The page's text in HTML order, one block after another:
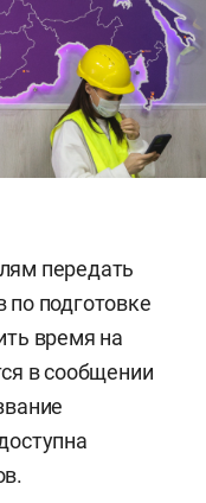
передать
по подготовке
время на
в сообщении